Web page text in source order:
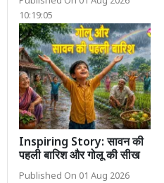
10:19:05
Inspiring Story: सावन की
पहली बारिश और गोलू की सीख
Published On 01 Aug 2026